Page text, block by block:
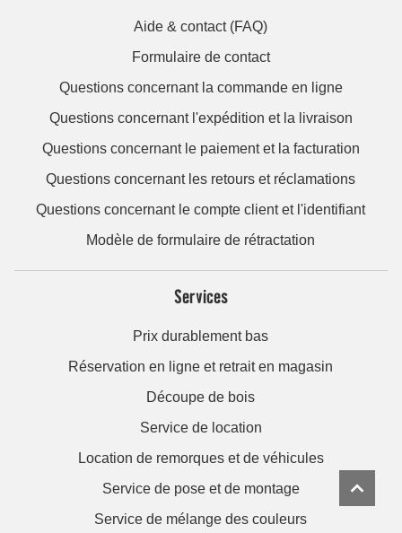
Aide & contact (FAQ)
Formulaire de contact
Questions concernant la commande en ligne
Questions concernant l'expédition et la livraison
Questions concernant le paiement et la facturation
Questions concernant les retours et réclamations
Questions concernant le compte client et l'identifiant
Modèle de formulaire de rétractation
Services
Prix durablement bas
Réservation en ligne et retrait en magasin
Découpe de bois
Service de location
Location de remorques et de véhicules
Service de pose et de montage
Service de mélange des couleurs